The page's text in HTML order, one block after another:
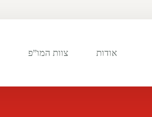
אודות צוות המו”פ